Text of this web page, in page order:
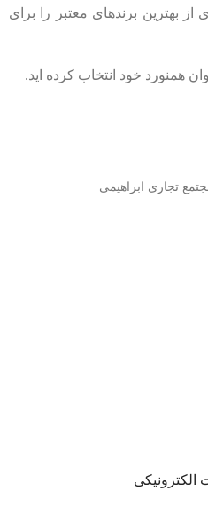
بهترین برندهای معتبر را برای
همنورد خود انتخاب کرده اید.
الکترونیکی